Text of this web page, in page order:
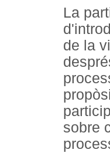
La
de la
sobre